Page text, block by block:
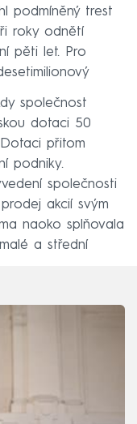
podmíněný trest
roky odnětí
pěti let. Pro
společnost
dotaci 50
přitom
podniky.
společnosti
akcií svým
naoko splňovala
a střední